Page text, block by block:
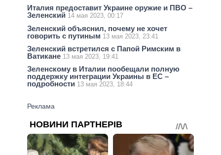
Италия предоставит Украине оружие и ПВО –
Зеленский 14 мая 2023, 00:17
Зеленский объяснил, почему не хочет
говорить с путиным 13 мая 2023, 23:41
Зеленский встретился с Папой Римским в
Ватикане 13 мая 2023, 19:41
Зеленскому в Италии пообещали полную
поддержку интеграции Украины в ЕС –
подробности 13 мая 2023, 18:44